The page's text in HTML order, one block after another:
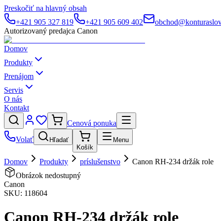
Preskočiť na hlavný obsah
+421 905 327 819
+421 905 609 402
Autorizovaný predajca Canon
Domov
Produkty
Prenájom
Servis
O nás
Kontakt
Cenová ponuka
Volať
Hľadať
Košík
Menu
Domov Produkty príslušenstvo
Canon RH-234 držák role
Obrázok nedostupný
Canon
SKU: 118604
Canon RH-234 držák role